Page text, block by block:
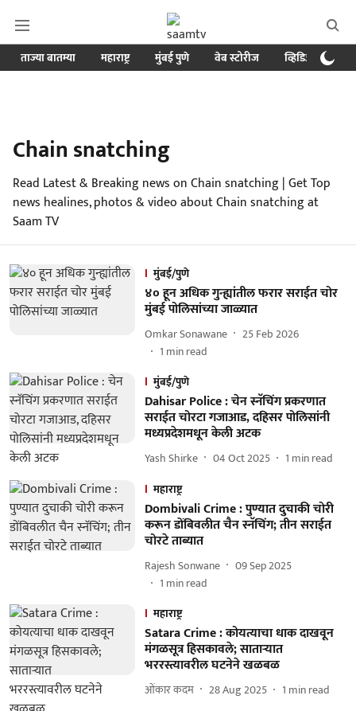
ताज्या बातम्या महाराष्ट्र मुंबई पुणे वेब स्टोरीज व्हिडिओ
Chain snatching
Read Latest & Breaking news on Chain snatching | Get Top
news healines, photos & video about Chain snatching at
Saam TV
मुंबई/पुणे
४० हून अधिक गुन्ह्यांतील फरार सराईत चोर
मुंबई पोलिसांच्या जाळ्यात
Omkar Sonawane
25 Feb 2026
1 min read
मुंबई/पुणे
Dahisar Police : चेन स्नॅचिंग प्रकरणात
सराईत चोरटा गजाआड, दहिसर पोलिसांनी
मध्यप्रदेशमधून केली अटक
Yash Shirke 04 Oct 2025 1 min read
महाराष्ट्र
Dombivali Crime : पुण्यात दुचाकी चोरी
करून डोंबिवलीत चैन स्नॅचिंग; तीन सराईत
चोरटे ताब्यात
Rajesh Sonwane
09 Sep 2025
1 min read
महाराष्ट्र
Satara Crime : कोयत्याचा धाक दाखवून
मंगळसूत्र हिसकावले; साताऱ्यात
भररस्त्यावरील घटनेने खळबळ
ओंकार कदम 28 Aug 2025 1 min read